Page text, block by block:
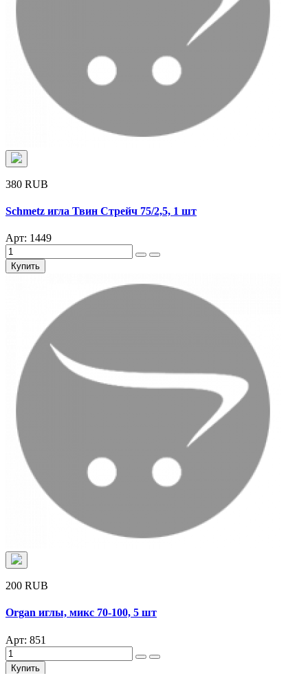
380 RUB
Schmetz игла Твин Стрейч 75/2,5, 1 шт
Арт: 1449
Купить
200 RUB
Organ иглы, микс 70-100, 5 шт
Арт: 851
Купить